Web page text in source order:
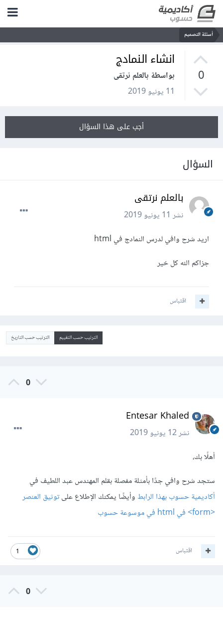
أسئلة التصميم
0
انشاء النمادج
بواسطة بالعلم نرتقى
11 يونيو 2019
أجب على هذا السؤال
السؤال
بالعلم نرتقى
نشر11 يونيو 2019
اريد شرح وافي لدرس النمادج في html
جزاكم الله كل خير
اقتباس
الترتيب حسب التقييم الترتيب حسب التاريخ
0
Entesar Khaled
نشر12 يونيو 2019
أهلًا بك،
ستجد شرح وافي جدًا بأمثلة مفصلة بقلم المهندس عبد اللطيف في
أكاديمية حسوب بهذا الرابطوأيضًا يمكنك الإطلاع علىتوثيق العنصر
<form> في html في موسوعة حسوب
1 اقتباس
0